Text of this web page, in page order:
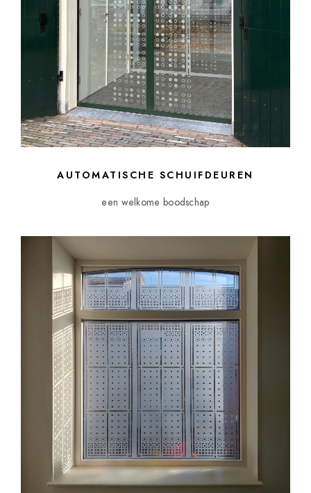
AUTOMATISCHE SCHUIFDEUREN
een welkome boodschap